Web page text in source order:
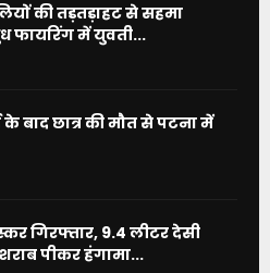
की तड़तड़ाहट से सहमा
फायरिंग में युवती...
बाद छात्र की मौत से पटना में
गिरफ्तार, 9.4 लीटर देसी
पीकर हंगामा...